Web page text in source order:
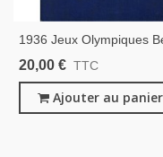
1936 Jeux Olympiques
- Olympia 36 Die
T2 - Propagande
Sport, Vignettes,
20,00 € TTC
Ajouter au panier